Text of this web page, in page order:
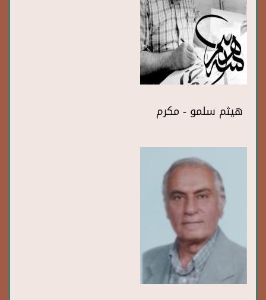
هيثم سلمو - مكرم